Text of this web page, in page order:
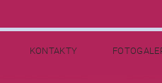
KONTAKTY